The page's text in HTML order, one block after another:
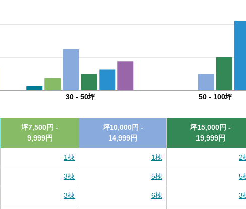
30 - 50坪 50 - 100坪
坪7,500円 -
9,999円
坪10,000 円 -
14,999円
坪15,000円 -
19,999円
1棟 1棟 2
3棟 5棟 5
3棟 6棟 3